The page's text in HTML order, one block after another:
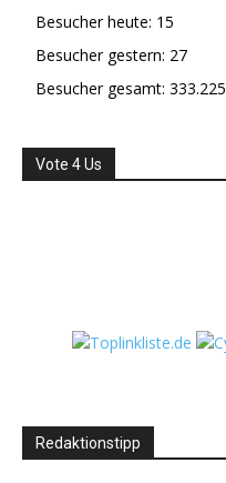
Besucher heute: 15
Besucher gestern: 27
Besucher gesamt: 333.225
Vote 4 Us
Redaktionstipp